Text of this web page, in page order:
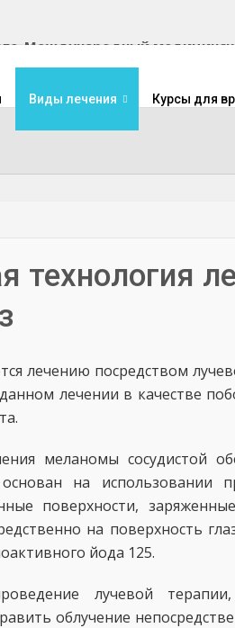
Международный
Виды лечения Курсы для
технология
лечению посредством
лечении в качестве
меланомы сосудистой
на использовании
поверхности,
на поверхность
йода 125.
лучевой
облучение